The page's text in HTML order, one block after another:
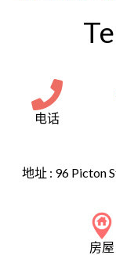
电话
地址 : 96 Picton
房屋